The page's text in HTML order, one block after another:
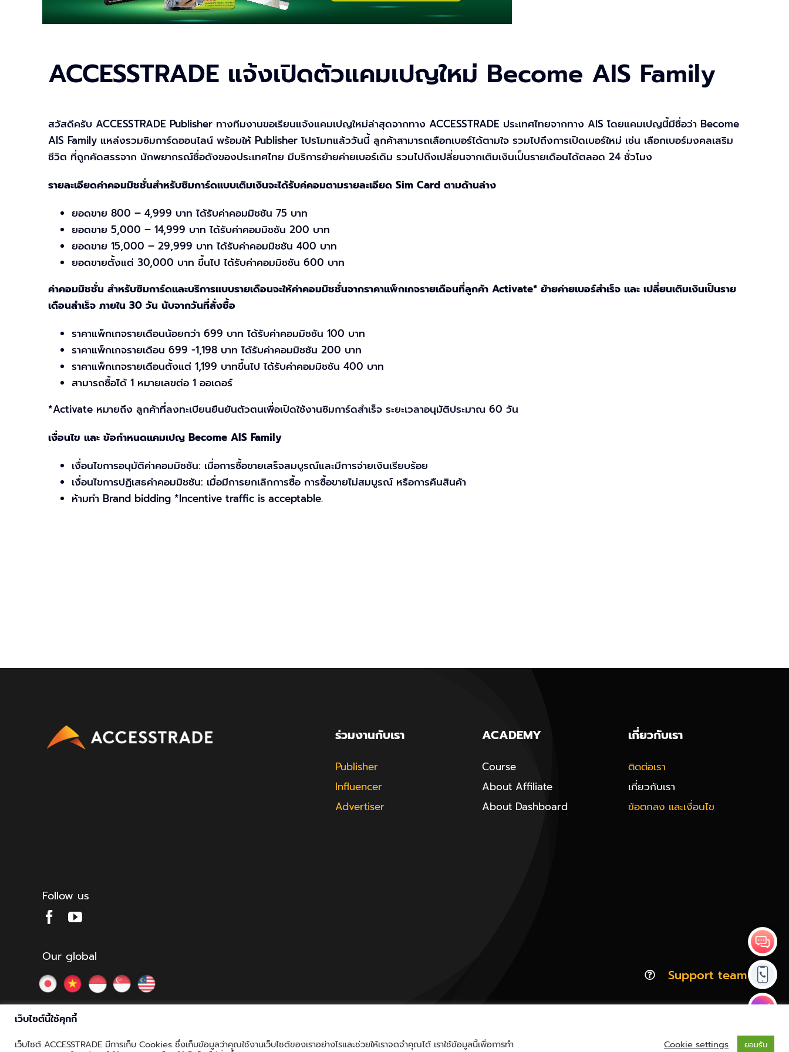
ACCESSTRADE แจ้งเปิดตัวแคมเปญใหม่ Become AIS Family
สวัสดีครับ ACCESSTRADE Publisher ทางทีมงานขอเรียนแจ้งแคมเปญใหม่ล่าสุดจากทาง ACCESSTRADE ประเทศไทยจากทาง AIS โดยแคมเปญนี้มีชื่อว่า Become
AIS Family แหล่งรวมซิมการ์ดออนไลน์ พร้อมให้ Publisher โปรโมทแล้ววันนี้ ลูกค้าสามารถเลือกเบอร์ได้ตามใจ รวมไปถึงการเปิดเบอร์ใหม่ เช่น เลือกเบอร์มงคลเสริม
ชีวิต ที่ถูกคัดสรรจาก นักพยากรณ์ชื่อดังของประเทศไทย มีบริการย้ายค่ายเบอร์เดิม รวมไปถึงเปลี่ยนจากเติมเงินเป็นรายเดือนได้ตลอด 24 ชั่วโมง
รายละเอียดค่าคอมมิชชั่นสำหรับซิมการ์ดแบบเติมเงินจะได้รับค่คอมตามรายละเอียด Sim Card ตามด้านล่าง
ยอดขาย 800 – 4,999 บาท ได้รับค่าคอมมิชชัน 75 บาท
ยอดขาย 5,000 – 14,999 บาท ได้รับค่าคอมมิชชัน 200 บาท
ยอดขาย 15,000 – 29,999 บาท ได้รับค่าคอมมิชชัน 400 บาท
ยอดขายตั้งแต่ 30,000 บาท ขึ้นไป ได้รับค่าคอมมิชชัน 600 บาท
ค่าคอมมิชชั่น สำหรับซิมการ์ดและบริการแบบรายเดือนจะให้ค่าคอมมิชชั่นจากราคาแพ็กเกจรายเดือนที่ลูกค้า Activate* ย้ายค่ายเบอร์สำเร็จ และ เปลี่ยนเติมเงินเป็นราย
เดือนสำเร็จ ภายใน 30 วัน นับจากวันที่สั่งซื้อ
ราคาแพ็กเกจรายเดือนน้อยกว่า 699 บาท ได้รับค่าคอมมิชชัน 100 บาท
ราคาแพ็กเกจรายเดือน 699 -1,198 บาท ได้รับค่าคอมมิชชัน 200 บาท
ราคาแพ็กเกจรายเดือนตั้งแต่ 1,199 บาทขึ้นไป ได้รับค่าคอมมิชชัน 400 บาท
สามารถซื้อได้ 1 หมายเลขต่อ 1 ออเดอร์
*Activate หมายถึง ลูกค้าที่ลงทะเบียนยืนยันตัวตนเพื่อเปิดใช้งานซิมการ์ดสำเร็จ ระยะเวลาอนุมัติประมาณ 60 วัน
เงื่อนไข และ ข้อกำหนดแคมเปญ Become AIS Family
เงื่อนไขการอนุมัติค่าคอมมิชชัน: เมื่อการซื้อขายเสร็จสมบูรณ์และมีการจ่ายเงินเรียบร้อย
เงื่อนไขการปฏิเสธค่าคอมมิชชัน: เมื่อมีการยกเลิกการซื้อ การซื้อขายไม่สมบูรณ์ หรือการคืนสินค้า
ห้ามทำ Brand bidding *Incentive traffic is acceptable.
Follow us
ร่วมงานกับเรา
Publisher
Influencer
Advertiser
ACADEMY
Course
About Affiliate
About Dashboard
เกี่ยวกับเรา
ติดต่อเรา
เกี่ยวกับเรา
ข้อตกลง และเงื่อนไข
Our global
Support team
เว็บไซต์นี้ใช้คุกกี้
เว็บไซต์ ACCESSTRADE มีการเก็บ Cookies ซึ่งเก็บข้อมูลว่าคุณใช้งานเว็บไซต์ของเราอย่างไรและช่วยให้เราจดจำคุณได้ เราใช้ข้อมูลนี้เพื่อการทำ
Cookie settings ยอมรับ